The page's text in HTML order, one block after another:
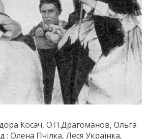
Косач, О.П.Драгоманов, Ольга
: Олена Пчілка, Леся Українка,